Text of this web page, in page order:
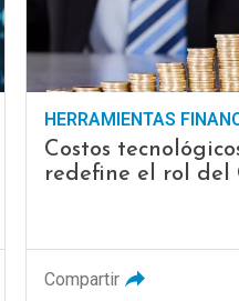
HERRAMIENTAS
Costos
redefine el rol del
Compartir